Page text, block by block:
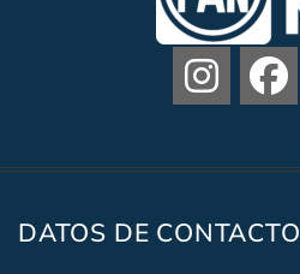
DATOS DE CONTACTO